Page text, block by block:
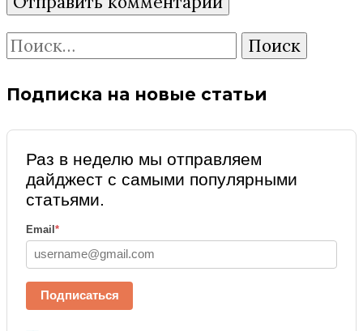
Найти:
Подписка на новые статьи
Раз в неделю мы отправляем
дайджест с самыми популярными
статьями.
Email*
Подписаться